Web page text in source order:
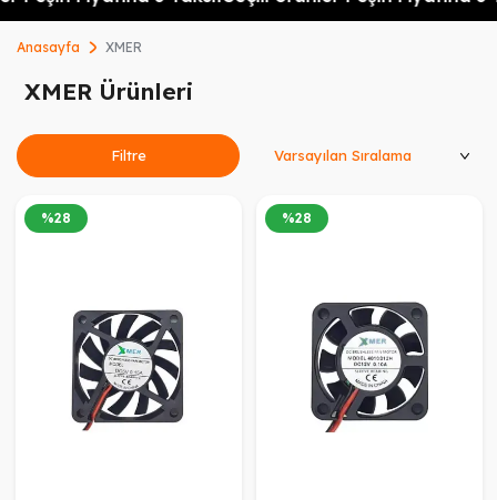
Anasayfa XMER
XMER Ürünleri
Filtre
%28 %28